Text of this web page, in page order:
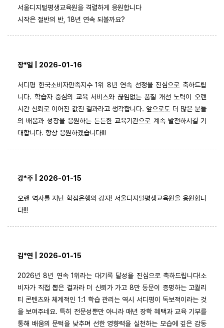
서울디지털평생교육원을 격렬하게 응원합니다
시작은 절반의 반, 18년 연속 되볼까요?
장*일 | 2026-01-16
서디평 한국소비자만족지수 1위 8년 연속 선정을 진심으로 축하드립
니다. 학습자 중심의 교육 서비스와 끊임없는 품질 개선 노력이 오랜
시간 신뢰로 이어진 값진 결과라고 생각합니다. 앞으로도 더 많은 분들
의 배움과 성장을 응원하는 든든한 교육기관으로 계속 발전하시길 기
대합니다. 항상 응원하겠습니다!!!
강*주 | 2026-01-15
오랜 역사를 지닌 학점은행의 강자! 서울디지털평생교육원을 응원합니
다!!!
김*연 | 2026-01-15
2026년 8년 연속 1위라는 대기록 달성을 진심으로 축하드립니다!소
비자가 직접 뽑은 결과라 더 신뢰가 가고 8만 동문이 증명하는 고퀄리
티 콘텐츠와 체계적인 1:1 학습 관리는 역시 서디평이 독보적이라는 것
을 보여주네요. 특히 전문성뿐만 아니라 매년 장학 혜택과 교육 기부를
통해 배움의 문턱을 낮추며 선한 영향력을 실천하는 모습에 깊은 감동